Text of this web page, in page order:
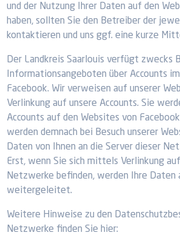
und der Nutzung Ihrer Daten auf den
haben, sollten Sie den Betreiber der
kontaktieren und uns ggf. eine kurze
Der Landkreis Saarlouis verfügt zwecks
Informationsangeboten über Accounts
Facebook. Wir verweisen auf unserer
Verlinkung auf unsere Accounts. Sie
Accounts auf den Websites von
werden demnach bei Besuch unserer
Daten von Ihnen an die Server dieser
Erst, wenn Sie sich mittels Verlinkung
Netzwerke befinden, werden Ihre Daten
weitergeleitet.
Weitere Hinweise zu den
Netzwerke finden Sie hier: